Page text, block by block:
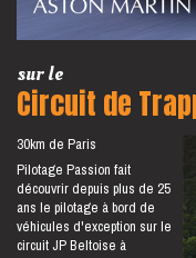
sur le
Circuit de
30km de Paris
Pilotage Passion fait
découvrir depuis plus de 25
ans le pilotage à bord de
véhicules d'exception sur le
circuit JP Beltoise à